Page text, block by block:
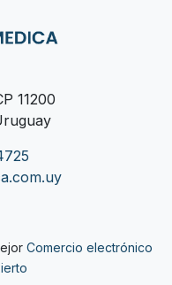
11200
Comercio electrónico